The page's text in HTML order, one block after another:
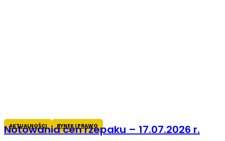
AKTUALNOŚCI RYNEK I PRAWO
Notowania cen rzepaku – 17.07.2026 r.